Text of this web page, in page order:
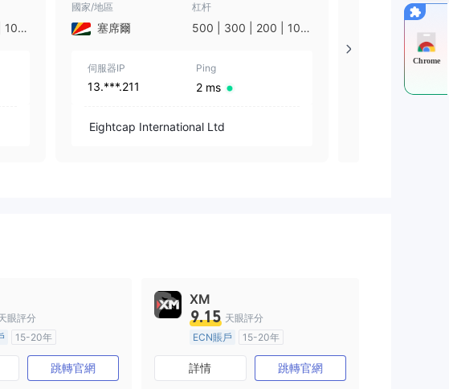
100
國家/地區
塞席爾
杠杆
500 | 300 | 200 | 100
伺服器IP
13.***.211
Ping
2 ms
Eightcap International Ltd
澳大利亞
伺服器IP
18.***.185
眼評分
15-20年
管
全牌照 (MM)
跳轉官網
XM
9.15 天眼評分
ECN賬戶
15-20年
澳大利亞監管
全牌照 (MM)
主標MT4
詳情 跳轉官網
Chrome